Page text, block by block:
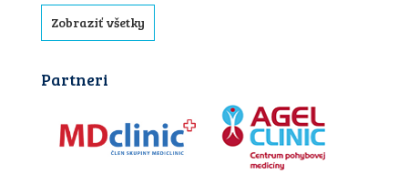
Zobraziť všetky
Partneri